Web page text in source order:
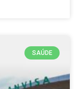
SAÚDE